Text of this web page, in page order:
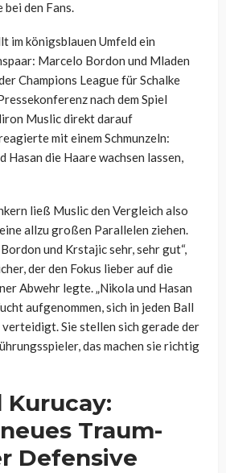
den Fans.
im königsblauen Umfeld ein
Marcelo Bordon und Mladen
Champions League für Schalke
nach dem Spiel
Muslic direkt darauf
mit einem Schmunzeln:
Hasan die Haare wachsen lassen,
ließ Muslic den Vergleich also
allzu großen Parallelen ziehen.
und Krstajic sehr, sehr gut“,
der den Fokus lieber auf die
Abwehr legte. „Nikola und Hasan
aufgenommen, sich in jeden Ball
verteidigt. Sie stellen sich gerade der
das machen sie richtig
Kurucay:
Traum-
Defensive